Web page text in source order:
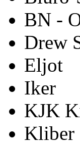
BN -
Drew
Eljot
Iker
KJK
Kliber